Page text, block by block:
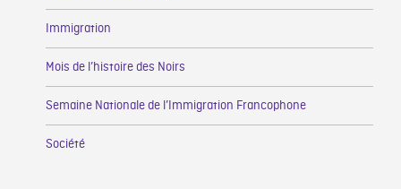
Immigration
Mois de l’histoire des Noirs
Semaine Nationale de l’Immigration Francophone
Société